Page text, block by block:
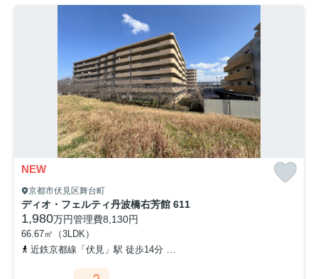
NEW
京都市伏見区舞台町
ディオ・フェルティ丹波橋右芳館 611
1,980万円管理費8,130円
66.67㎡（3LDK）
近鉄京都線「伏見」駅 徒歩14分